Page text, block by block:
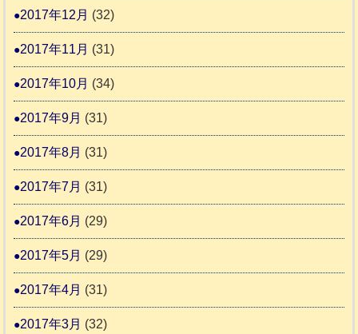
2017年12月 (32)
2017年11月 (31)
2017年10月 (34)
2017年9月 (31)
2017年8月 (31)
2017年7月 (31)
2017年6月 (29)
2017年5月 (29)
2017年4月 (31)
2017年3月 (32)